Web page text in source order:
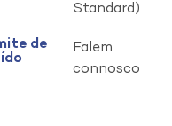
Standard)
de
Falem
connosco